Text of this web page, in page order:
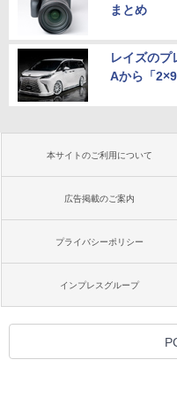
まとめ
レイズのプ
Aから「
本サイトのご利用について
広告掲載のご案内
プライバシーポリシー
インプレスグループ